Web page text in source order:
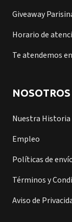
Giveaway
Horario de
Te atendemos
NOSOTROS
Nuestra Historia
Empleo
Políticas de
Términos y
Aviso de